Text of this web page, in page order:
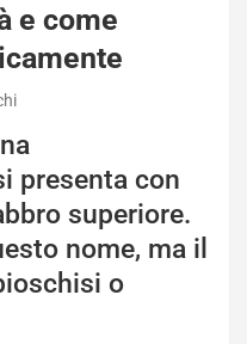
e come
presenta con
superiore.
nome, ma il
o